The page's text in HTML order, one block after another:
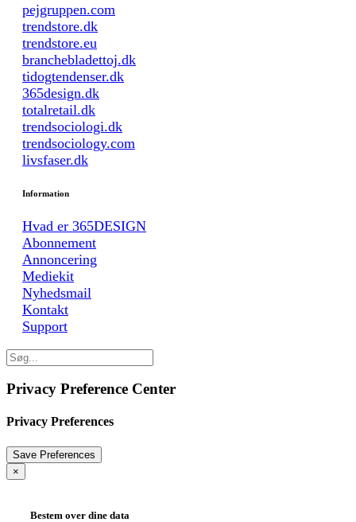
pejgruppen.com
trendstore.dk
trendstore.eu
branchebladettoj.dk
tidogtendenser.dk
365design.dk
totalretail.dk
trendsociologi.dk
trendsociology.com
livsfaser.dk
Information
Hvad er 365DESIGN
Abonnement
Annoncering
Mediekit
Nyhedsmail
Kontakt
Support
Privacy Preference Center
Privacy Preferences
×
Bestem over dine data